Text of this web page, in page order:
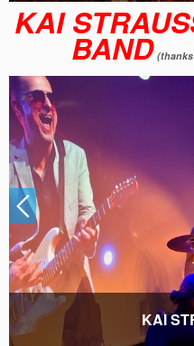
KAI
BAND
KAI